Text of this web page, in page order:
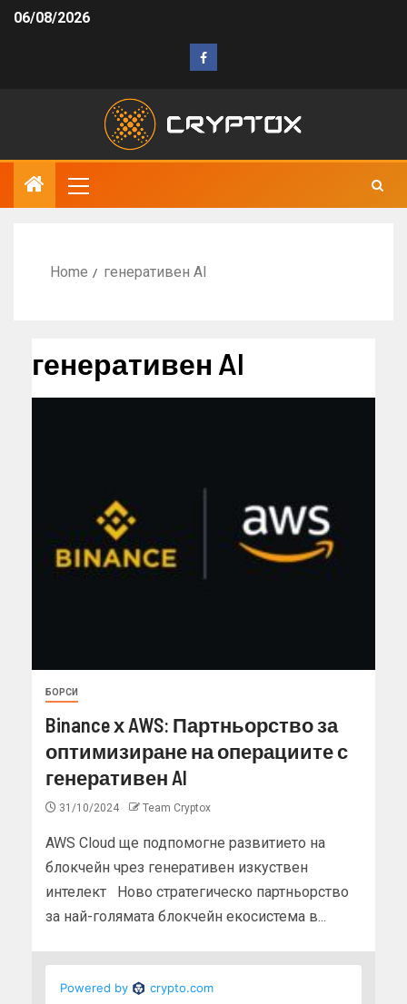
06/08/2026
Home генеративен AI
генеративен AI
БОРСИ
Binance х AWS: Партньорство за
оптимизиране на операциите с
генеративен AI
31/10/2024 Team Cryptox
AWS Cloud ще подпомогне развитието на
блокчейн чрез генеративен изкуствен
интелект Ново стратегическо партньорство
за най-голямата блокчейн екосистема в...